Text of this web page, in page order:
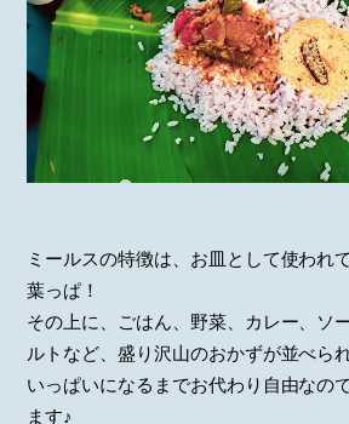
ミールスの特徴は、お皿として使われ
葉っぱ！
その上に、ごはん、野菜、カレー、ソ
ルトなど、盛り沢山のおかずが並べら
いっぱいになるまでお代わり自由なの
ます♪